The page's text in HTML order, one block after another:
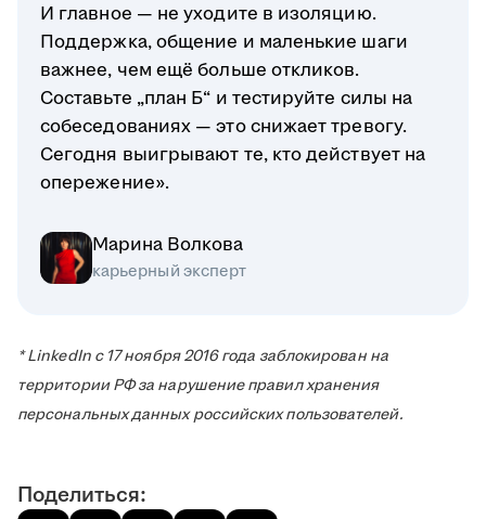
И главное — не уходите в изоляцию.
Поддержка, общение и маленькие шаги
важнее, чем ещё больше откликов.
Составьте „план Б“ и тестируйте силы на
собеседованиях — это снижает тревогу.
Сегодня выигрывают те, кто действует на
опережение».
Марина Волкова
карьерный эксперт
* LinkedIn с 17 ноября 2016 года заблокирован на
территории РФ за нарушение правил хранения
персональных данных российских пользователей.
Поделиться: